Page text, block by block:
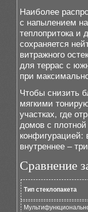
Наиболее
с напылением
теплопритока и
сохраняется
витражного
для террас с
при
Чтобы снизить
мягкими
участках, где
домов с
конфигурацией:
внутреннее –
Сравнение
Тип стеклопакета